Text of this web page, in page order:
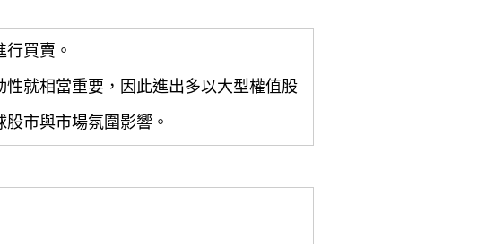
買賣。
就相當重要，因此進出多以大型權值股
市與市場氛圍影響。